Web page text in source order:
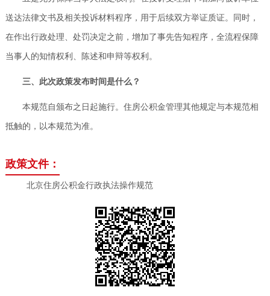
送达法律文书及相关投诉材料程序，用于后续双方举证质证。同时，
在作出行政处理、处罚决定之前，增加了事先告知程序，全流程保障
当事人的知情权利、陈述和申辩等权利。
三、此次政策发布时间是什么？
本规范自颁布之日起施行。住房公积金管理其他规定与本规范相
抵触的，以本规范为准。
政策文件：
北京住房公积金行政执法操作规范